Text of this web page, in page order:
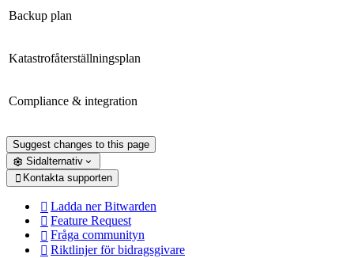
Backup plan
Katastrofåterställningsplan
Compliance & integration
Suggest changes to this page
Sidalternativ
 Kontakta supporten
 Ladda ner Bitwarden
 Feature Request
 Fråga communityn
 Riktlinjer för bidragsgivare